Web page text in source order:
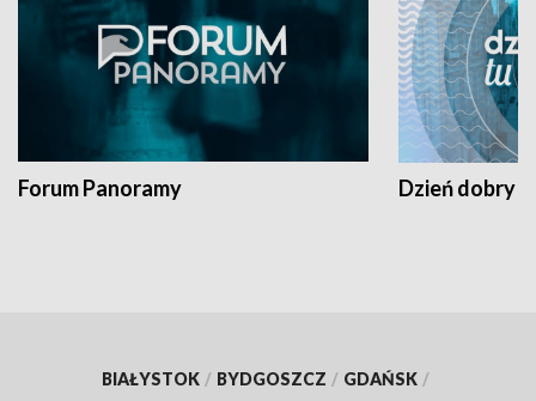
Forum Panoramy Dzień dobry
BIAŁYSTOK / BYDGOSZCZ / GDAŃSK /